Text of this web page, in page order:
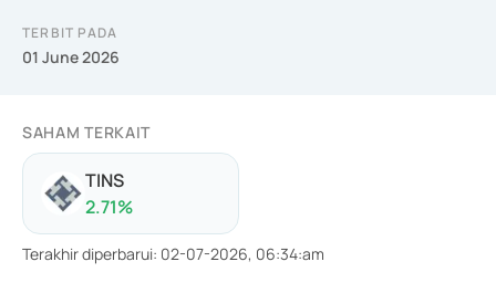
TERBIT PADA
01 June 2026
SAHAM TERKAIT
TINS
2.71%
Terakhir diperbarui: 02-07-2026, 06:34:am